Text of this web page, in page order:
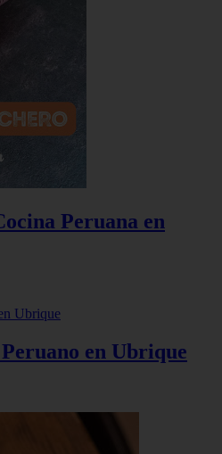
Peruana en
en Ubrique